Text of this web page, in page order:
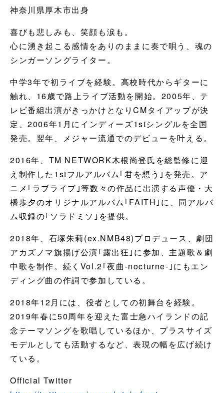
神奈川県厚木市出身
喜びも悲しみも、笑顔も涙も。
心に湧き起こる感情をありのままに奏で唄う、魂の
シンガーソングライター。
中学3年で初ライブを経験。高校時代からギターに
触れ、16歳で路上ライブ活動を開始。2005年、テ
レビ番組出演がきっかけとなりCMタイアップが決
定、2006年1月にインディーズ1stシングルを全国
発売。翌年、メジャー流通でのデビューを叶える。
2016年、TM NETWORK木根尚登氏を総監修に迎
え制作した1stフルアルバム｢君を想う｣を発売。ア
ニメ｢ラブライブ｣等数々の作品に出演する声優・大
橋歩夕のオリジナルアルバム｢FAITH｣に、同アルバ
ム収録の｢ソラドミソ｣を提供。
2018年、石塚朱莉(ex.NMB48)プロデュース、劇団
アカズノマ旗揚げ公演｢露出狂｣に参加、主題歌＆劇
中歌を制作。続くVol.2｢夜曲-nocturne-｣にもエン
ディング曲の作詞で参加している。
2018年12月には、役者としての初舞台を経験。
2019年春に50周年を迎えた富士急ハイランドの記
念テーマソングを歌唱しているほか、プラスサイズ
モデルとしても活動するなど、表現の幅を広げ続け
ている。
Official Twitter